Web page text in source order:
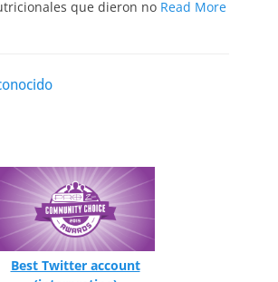
que dieron no Read More
Best Twitter account